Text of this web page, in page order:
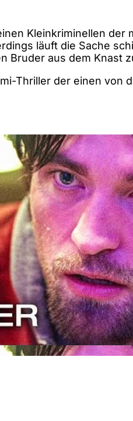
Kleinkriminellen der
läuft die Sache
Bruder aus dem Knast
Thriller der einen von